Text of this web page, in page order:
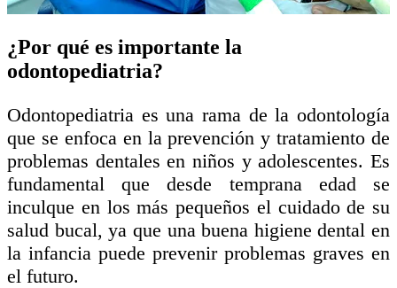
¿Por qué es importante la
odontopediatria?
Odontopediatria es una rama de la odontología
que se enfoca en la prevención y tratamiento de
problemas dentales en niños y adolescentes. Es
fundamental que desde temprana edad se
inculque en los más pequeños el cuidado de su
salud bucal, ya que una buena higiene dental en
la infancia puede prevenir problemas graves en
el futuro.